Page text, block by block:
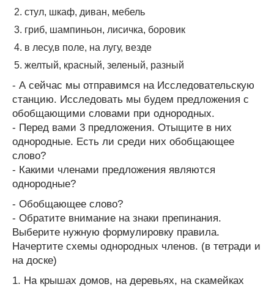
стул, шкаф, диван, мебель
гриб, шампиньон, лисичка, боровик
в лесу,в поле, на лугу, везде
желтый, красный, зеленый, разный
- А сейчас мы отправимся на Исследовательскую
станцию. Исследовать мы будем предложения с
обобщающими словами при однородных.
- Перед вами 3 предложения. Отыщите в них
однородные. Есть ли среди них обобщающее
слово?
- Какими членами предложения являются
однородные?
- Обобщающее слово?
- Обратите внимание на знаки препинания.
Выберите нужную формулировку правила.
Начертите схемы однородных членов. (в тетради и
на доске)
1. На крышах домов, на деревьях, на скамейках